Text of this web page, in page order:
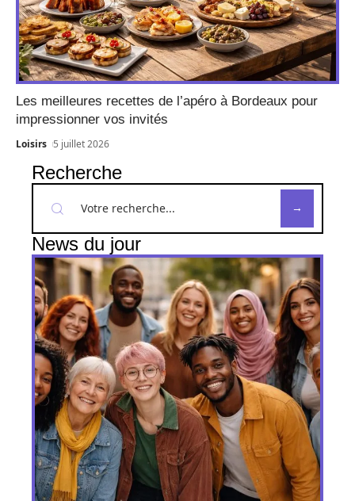
Les meilleures recettes de l’apéro à Bordeaux pour
impressionner vos invités
Loisirs 5 juillet 2026
Recherche
News du jour